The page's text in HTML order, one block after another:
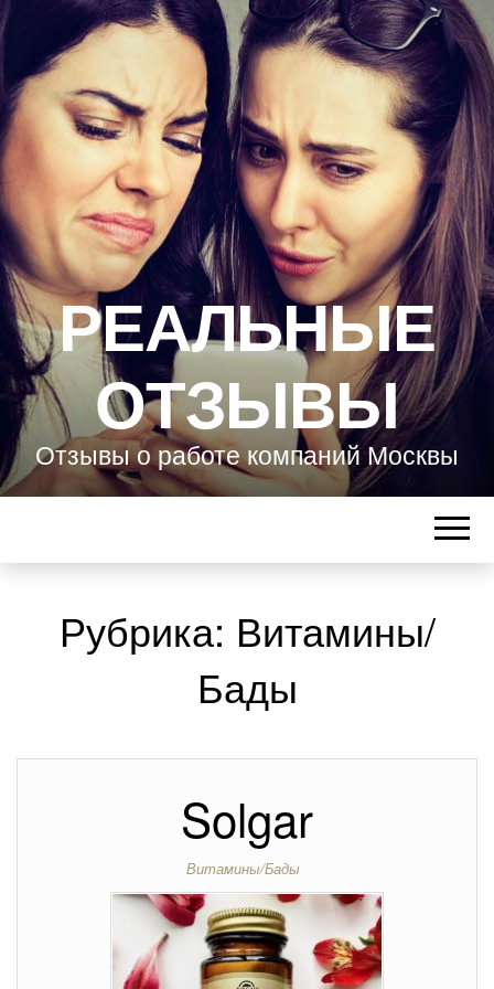
РЕАЛЬНЫЕ
ОТЗЫВЫ
Отзывы о работе компаний Москвы
Рубрика: Витамины/
Бады
Solgar
Витамины/Бады